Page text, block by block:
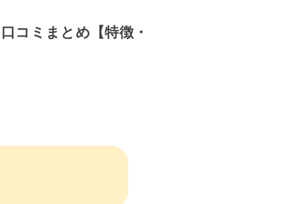
コミまとめ【特徴・